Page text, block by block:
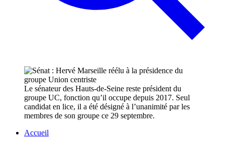
Le sénateur des Hauts-de-Seine reste président du
groupe UC, fonction qu’il occupe depuis 2017. Seul
candidat en lice, il a été désigné à l’unanimité par les
membres de son groupe ce 29 septembre.
Accueil